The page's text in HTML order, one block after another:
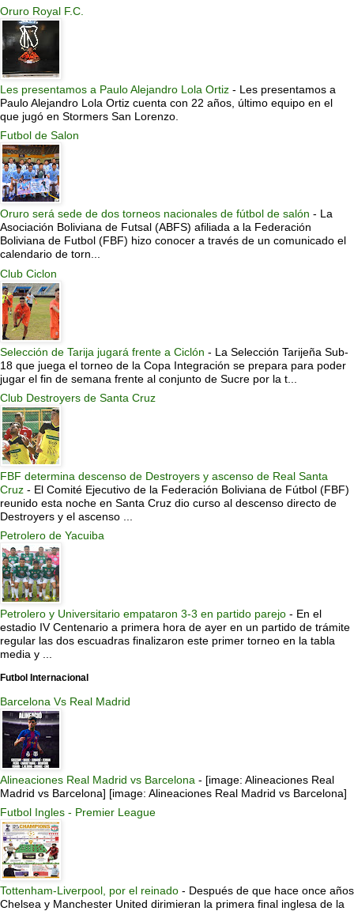
Oruro Royal F.C.
Les presentamos a Paulo Alejandro Lola Ortiz - Les presentamos a
Paulo Alejandro Lola Ortiz cuenta con 22 años, último equipo en el
que jugó en Stormers San Lorenzo.
Futbol de Salon
Oruro será sede de dos torneos nacionales de fútbol de salón - La
Asociación Boliviana de Futsal (ABFS) afiliada a la Federación
Boliviana de Futbol (FBF) hizo conocer a través de un comunicado el
calendario de torn...
Club Ciclon
Selección de Tarija jugará frente a Ciclón - La Selección Tarijeña Sub-
18 que juega el torneo de la Copa Integración se prepara para poder
jugar el fin de semana frente al conjunto de Sucre por la t...
Club Destroyers de Santa Cruz
FBF determina descenso de Destroyers y ascenso de Real Santa
Cruz - El Comité Ejecutivo de la Federación Boliviana de Fútbol (FBF)
reunido esta noche en Santa Cruz dio curso al descenso directo de
Destroyers y el ascenso ...
Petrolero de Yacuiba
Petrolero y Universitario empataron 3-3 en partido parejo - En el
estadio IV Centenario a primera hora de ayer en un partido de trámite
regular las dos escuadras finalizaron este primer torneo en la tabla
media y ...
Futbol Internacional
Barcelona Vs Real Madrid
Alineaciones Real Madrid vs Barcelona - [image: Alineaciones Real
Madrid vs Barcelona] [image: Alineaciones Real Madrid vs Barcelona]
Futbol Ingles - Premier League
Tottenham-Liverpool, por el reinado - Después de que hace once años
Chelsea y Manchester United dirimieran la primera final inglesa de la